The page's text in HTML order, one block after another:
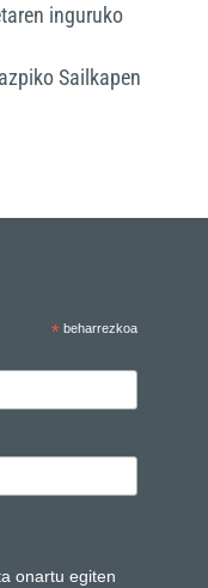
inguruko
Sailkapen
* beharrezkoa
onartu egiten